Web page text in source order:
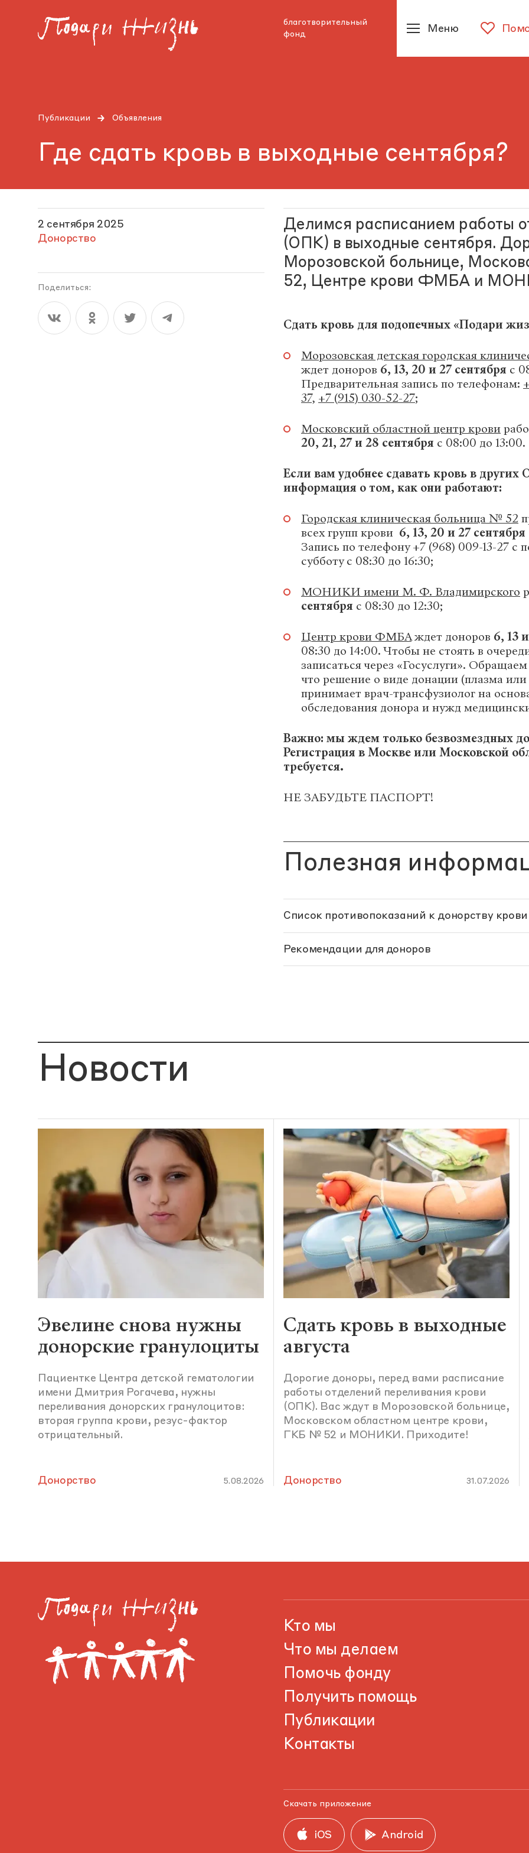
благотворительный
фонд
Меню
Публикации Объявления
Где сдать кровь в выходные сентября?
2 сентября 2025
Донорство
Поделиться:
Делимся расписанием работы
(ОПК) в выходные сентября.
Морозовской больнице,
52, Центре крови ФМБА и
Сдать кровь для подопечных «Подари
Морозовская детская городская
ждет доноров 6, 13, 20 и 27 сентября с
Предварительная запись по телефонам:
37, +7 (915) 030-52-27;
Московский областной центр крови
20, 21, 27 и 28 сентября с 08:00 до 13:00.
Если вам удобнее сдавать кровь в
информация о том, как они работают:
Городская клиническая больница № 52
всех групп крови 6, 13, 20 и 27 сентября
Запись по телефону +7 (968) 009-13-27 с
субботу с 08:30 до 16:30;
МОНИКИ имени М. Ф. Владимирского
сентября с 08:30 до 12:30;
Центр крови ФМБАждет доноров 6, 13
08:30 до 14:00. Чтобы не стоять в
записаться через «Госуслуги».
что решение о виде донации (плазма или
принимает врач-трансфузиолог на
обследования донора и нужд
Важно: мы ждем только безвозмездных
Регистрация в Москве или Московской
требуется.
НЕ ЗАБУДЬТЕ ПАСПОРТ!
Полезная
Список противопоказаний к донорству крови
Рекомендации для доноров
Новости
Эвелине снова нужны
донорские гранулоциты
Пациентке Центра детской гематологии
имени Дмитрия Рогачева, нужны
переливания донорских гранулоцитов:
вторая группа крови, резус-фактор
отрицательный.
Донорство 5.08.2026
Сдать кровь в выходные
августа
Дорогие доноры, перед вами расписание
работы отделений переливания крови
(ОПК). Вас ждут в Морозовской больнице,
Московском областном центре крови,
ГКБ № 52 и МОНИКИ. Приходите!
Донорство 31.07.2026
Кто мы
Что мы делаем
Помочь фонду
Получить помощь
Публикации
Контакты
Скачать приложение
iOS Android